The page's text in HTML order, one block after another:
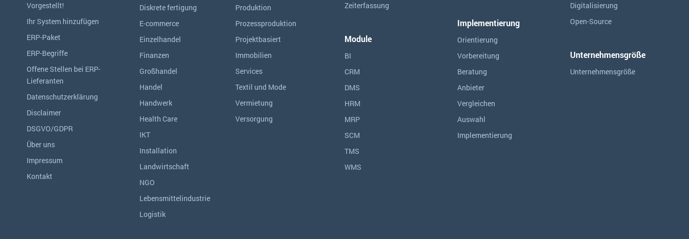
Vorgestellt!
Ihr System hinzufügen
ERP-Paket
ERP-Begriffe
Offene Stellen bei ERP-
Lieferanten
Datenschutzerklärung
Disclaimer
DSGVO/GDPR
Über uns
Impressum
Kontakt
Diskrete fertigung
E-commerce
Einzelhandel
Finanzen
Großhandel
Handel
Handwerk
Health Care
IKT
Installation
Landwirtschaft
NGO
Lebensmittelindustrie
Logistik
Produktion
Prozessproduktion
Projektbasiert
Immobilien
Services
Textil und Mode
Vermietung
Versorgung
Zeiterfassung
Module
BI
CRM
DMS
HRM
MRP
SCM
TMS
WMS
Implementierung
Orientierung
Vorbereitung
Beratung
Anbieter
Vergleichen
Auswahl
Implementierung
Digitalisierung
Open-Source
Unternehmensgröße
Unternehmensgröße